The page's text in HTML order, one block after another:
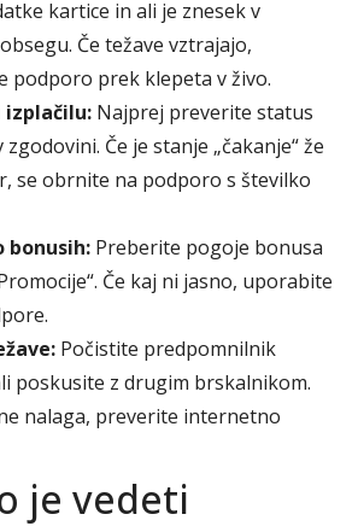
kartice in ali je znesek v
Če težave vztrajajo,
podporo prek klepeta v živo.
izplačilu: Najprej preverite status
Če je stanje „čakanje“ že
se obrnite na podporo s številko
bonusih: Preberite pogoje bonusa
Če kaj ni jasno, uporabite
Počistite predpomnilnik
poskusite z drugim brskalnikom.
nalaga, preverite internetno
je vedeti